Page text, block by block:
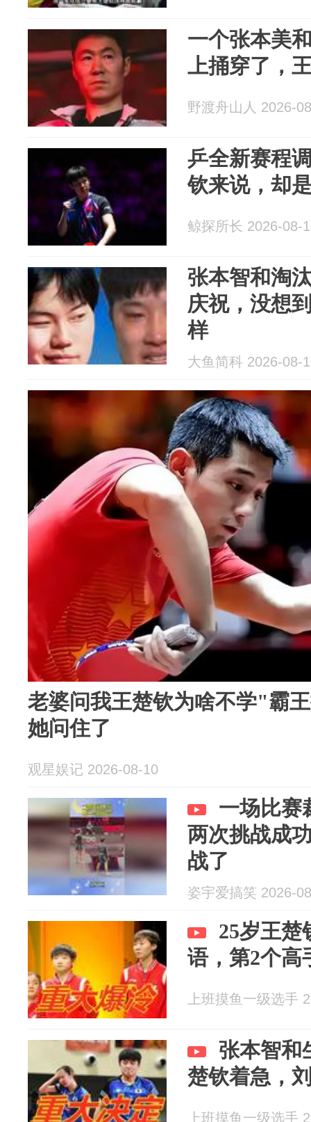
一个张本美
上捅穿了，
野渡舟山人 2026-
乒全新赛程
钦来说，却
鲸探所长 2026-08-
张本智和淘
庆祝，没想
样
大鱼简科 2026-08-
老婆问我王楚钦为啥不学"霸
她问住了
观星娱记 2026-08-10
一场比赛
两次挑战成
战了
姿宇爱搞笑 2026-
25岁王楚
语，第2个高
上班摸鱼一级选手
张本智和
楚钦着急，
上班摸鱼一级选手